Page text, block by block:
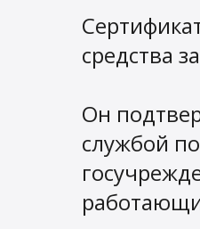
средства
Он
службой